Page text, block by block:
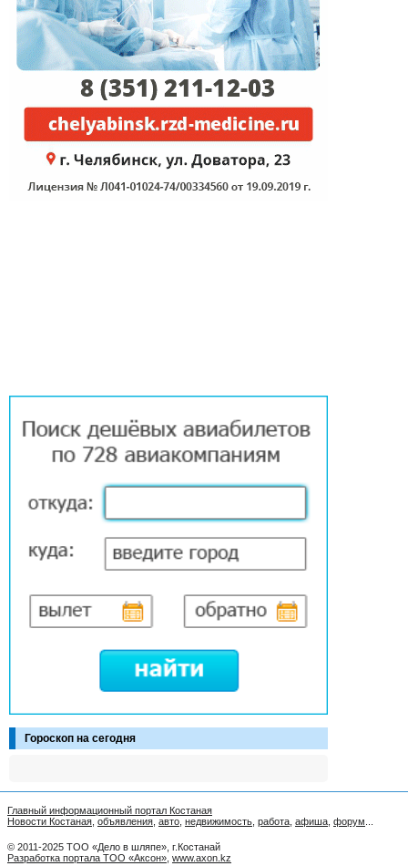
Гороскоп на сегодня
Главный информационный портал Костаная
Новости Костаная объявления авто недвижимость работа афиша форум
© 2011-2025 ТОО «Дело в шляпе», г.Костанай
Разработка портала ТОО «Аксон» www.axon.kz